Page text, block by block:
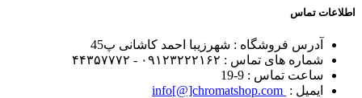
اطلاعات تماس
آدرس فروشگاه : شهرزیبا احمد کاشانی پ45
شماره های تماس :
ساعت تماس :
ایمیل :